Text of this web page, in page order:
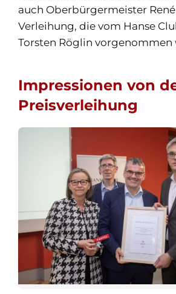
auch Oberbürgermeister
Verleihung, die vom Hanse
Torsten Röglin vorgenommen
Impressionen von
Preisverleihung